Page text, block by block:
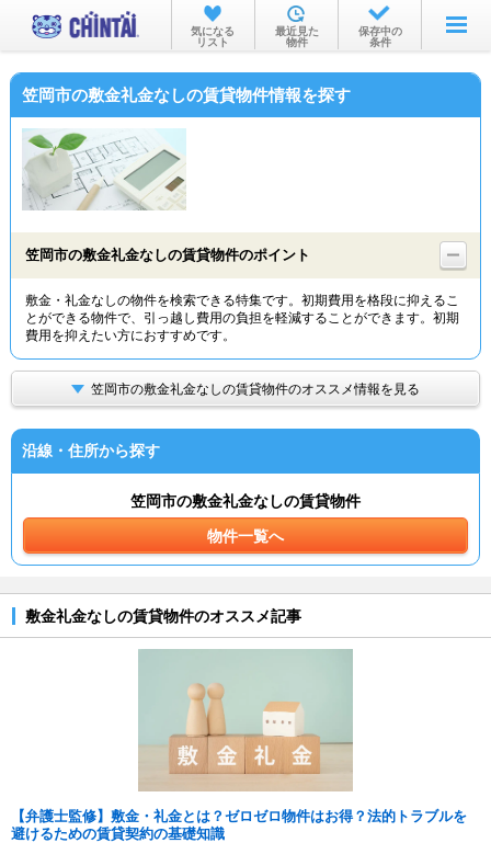
お部屋を探す
沿線・駅から
物件特集から
TOP
気になる
リスト
最近見た
物件
保存中の
条件
笠岡市の敷金礼金なしの賃貸物件情報を探す
笠岡市の敷金礼金なしの賃貸物件のポイント
敷金・礼金なしの物件を検索できる特集です。初期費用を格段に抑えるこ
とができる物件で、引っ越し費用の負担を軽減することができます。初期
費用を抑えたい方におすすめです。
笠岡市の敷金礼金なしの賃貸物件のオススメ情報を見る
沿線・住所から探す
笠岡市の敷金礼金なしの賃貸物件
物件一覧へ
敷金礼金なしの賃貸物件のオススメ記事
【弁護士監修】敷金・礼金とは？ゼロゼロ物件はお得？法的トラブルを
避けるための賃貸契約の基礎知識